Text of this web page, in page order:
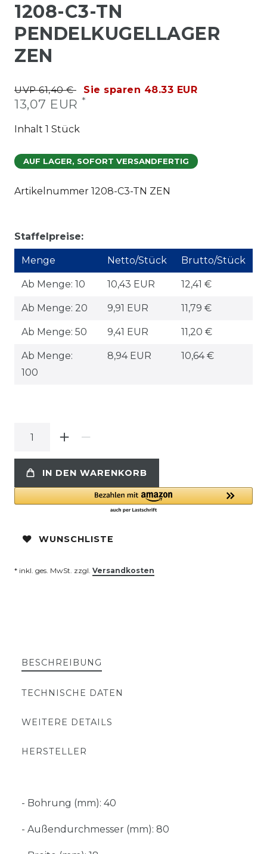
1208-C3-TN
PENDELKUGELLAGER
ZEN
UVP 61,40 € Sie sparen 48.33 EUR
13,07 EUR *
Inhalt 1 Stück
AUF LAGER, SOFORT VERSANDFERTIG
Artikelnummer 1208-C3-TN ZEN
Staffelpreise:
Menge Netto/Stück Brutto/Stück
Ab Menge: 10 10,43 EUR 12,41 €
Ab Menge: 20 9,91 EUR 11,79 €
Ab Menge: 50 9,41 EUR 11,20 €
Ab Menge:
100
8,94 EUR 10,64 €
IN DEN WARENKORB
WUNSCHLISTE
* inkl. ges. MwSt. zzgl. Versandkosten
BESCHREIBUNG
TECHNISCHE DATEN
WEITERE DETAILS
HERSTELLER
- Bohrung (mm): 40
- Außendurchmesser (mm): 80